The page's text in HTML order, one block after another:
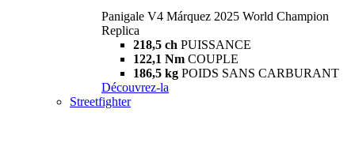
Panigale V4 Márquez 2025 World Champion
Replica
218,5 ch PUISSANCE
122,1 Nm COUPLE
186,5 kg POIDS SANS CARBURANT
Découvrez-la
Streetfighter